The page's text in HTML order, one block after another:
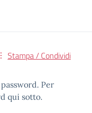
Stampa / Condividi
Per
qui sotto.